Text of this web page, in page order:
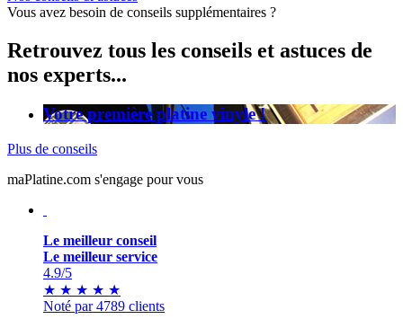
Vous avez besoin de conseils supplémentaires ?
Retrouvez tous les conseils et astuces de
nos experts...
Votre première platine vinyle !
Plus de conseils
maPlatine.com s'engage pour vous
Le meilleur conseil
Le meilleur service
4.9/5
★ ★ ★ ★ ★
Noté par 4789 clients